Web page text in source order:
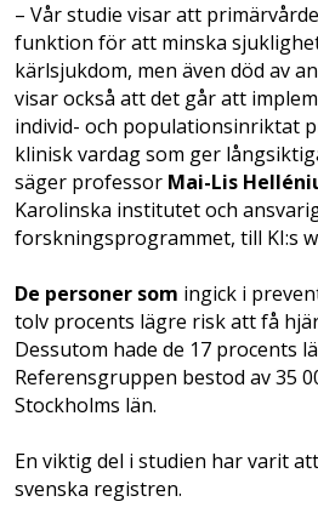
– Vår studie visar att
funktion för att minska
kärlsjukdom, men även död av
visar också att det går att
individ- och populationsinriktat
klinisk vardag som ger
säger professor Mai-Lis
Karolinska institutet och
forskningsprogrammet, till KI:s
De personer som ingick i
tolv procents lägre risk att få
Dessutom hade de 17 procents
Referensgruppen bestod av 35
Stockholms län.
En viktig del i studien har varit
svenska registren.